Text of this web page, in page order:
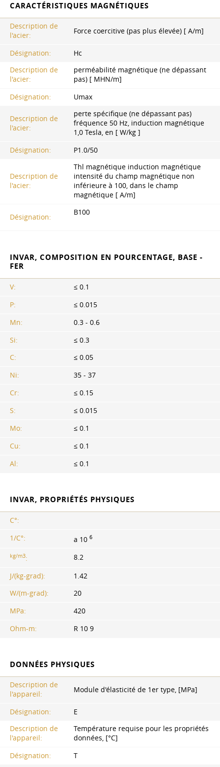
CARACTÉRISTIQUES MAGNÉTIQUES
Description de
l'acier:
Force coercitive (pas plus élevée) [ A/m]
Désignation:
Hc
Description de
l'acier:
perméabilité magnétique (ne dépassant
pas) [ MHN/m]
Désignation:
Umax
Description de
l'acier:
perte spécifique (ne dépassant pas)
fréquence 50 Hz, induction magnétique
1,0 Tesla, en [ W/kg ]
Désignation:
P1.0/50
Description de
l'acier:
Thl magnétique induction magnétique
intensité du champ magnétique non
inférieure à 100, dans le champ
magnétique [ A/m]
Désignation:
B100
INVAR, COMPOSITION EN POURCENTAGE, BASE -
FER
V:
≤ 0.1
P:
≤ 0.015
Mn:
0.3 - 0.6
Si:
≤ 0.3
C:
≤ 0.05
Ni:
35 - 37
Cr:
≤ 0.15
S:
≤ 0.015
Mo:
≤ 0.1
Cu:
≤ 0.1
Al:
≤ 0.1
INVAR, PROPRIÉTÉS PHYSIQUES
С°:
1/С°: a 10 6
kg/m3: 8.2
J/(kg-grad):
1.42
W/(m-grad):
20
MPa:
420
Ohm-m:
R 10 9
DONNÉES PHYSIQUES
Description de
l'appareil:
Module d'élasticité de 1er type, [MPa]
Désignation:
E
Description de
l'appareil:
Température requise pour les propriétés
données, [°C]
Désignation:
T